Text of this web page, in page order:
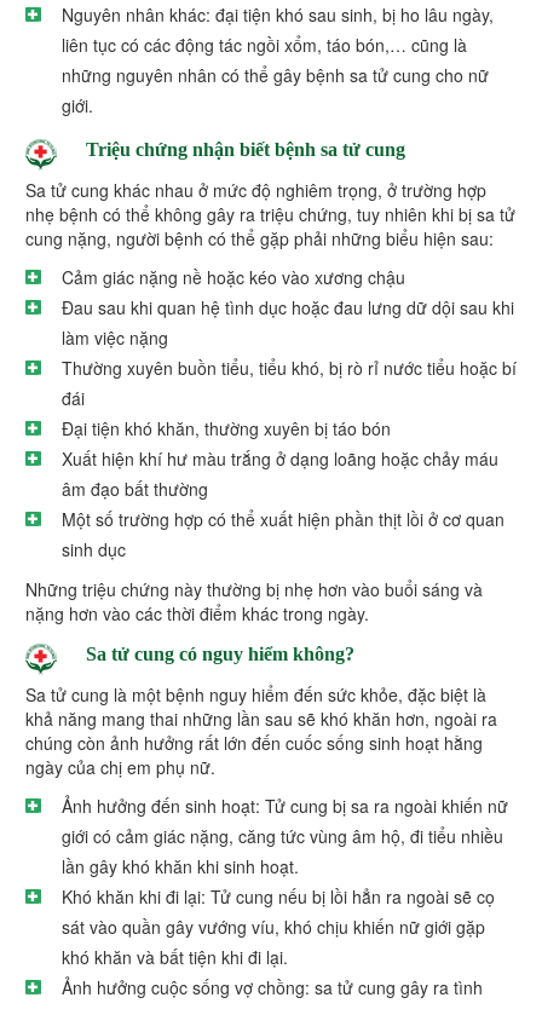
Nguyên nhân khác: đại tiện khó sau sinh, bị ho lâu ngày,
liên tục có các động tác ngồi xổm, táo bón,… cũng là
những nguyên nhân có thể gây bệnh sa tử cung cho nữ
giới.
Triệu chứng nhận biết bệnh sa tử cung
Sa tử cung khác nhau ở mức độ nghiêm trọng, ở trường hợp
nhẹ bệnh có thể không gây ra triệu chứng, tuy nhiên khi bị sa tử
cung nặng, người bệnh có thể gặp phải những biểu hiện sau:
Cảm giác nặng nề hoặc kéo vào xương chậu
Đau sau khi quan hệ tình dục hoặc đau lưng dữ dội sau khi
làm việc nặng
Thường xuyên buồn tiểu, tiểu khó, bị rò rỉ nước tiểu hoặc bí
đái
Đại tiện khó khăn, thường xuyên bị táo bón
Xuất hiện khí hư màu trắng ở dạng loãng hoặc chảy máu
âm đạo bất thường
Một số trường hợp có thể xuất hiện phần thịt lồi ở cơ quan
sinh dục
Những triệu chứng này thường bị nhẹ hơn vào buổi sáng và
nặng hơn vào các thời điểm khác trong ngày.
Sa tử cung có nguy hiểm không?
Sa tử cung là một bệnh nguy hiểm đến sức khỏe, đặc biệt là
khả năng mang thai những lần sau sẽ khó khăn hơn, ngoài ra
chúng còn ảnh hưởng rất lớn đến cuốc sống sinh hoạt hằng
ngày của chị em phụ nữ.
Ảnh hưởng đến sinh hoạt: Tử cung bị sa ra ngoài khiến nữ
giới có cảm giác nặng, căng tức vùng âm hộ, đi tiểu nhiều
lần gây khó khăn khi sinh hoạt.
Khó khăn khi đi lại: Tử cung nếu bị lồi hẳn ra ngoài sẽ cọ
sát vào quần gây vướng víu, khó chịu khiến nữ giới gặp
khó khăn và bất tiện khi đi lại.
Ảnh hưởng cuộc sống vợ chồng: sa tử cung gây ra tình